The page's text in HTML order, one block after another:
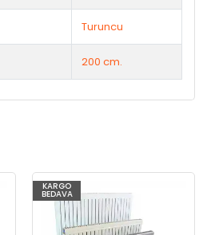
Turuncu
200 cm.
KARGO
BEDAVA